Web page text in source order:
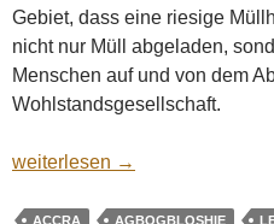
Gebiet, dass eine riesige
nicht nur Müll abgeladen,
Menschen auf und von dem
Wohlstandsgesellschaft.
Agbogbloshie
weiterlesen →
ACCRA AGBOGBLOSHIE